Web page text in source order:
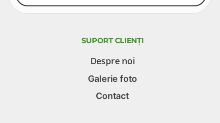
SUPORTCLIENȚI
Despre noi
Galerie foto
Contact